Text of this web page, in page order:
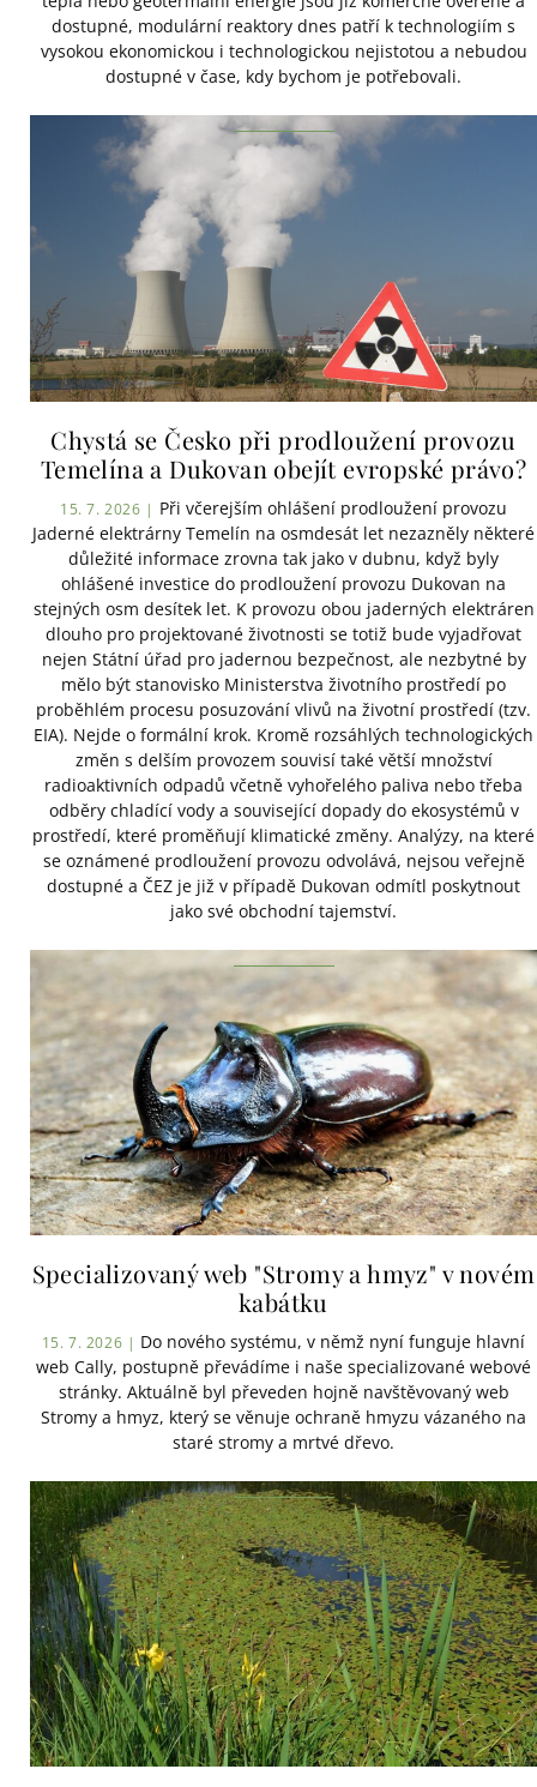
dostupné, modulární reaktory dnes patří k technologiím s
vysokou ekonomickou i technologickou nejistotou a nebudou
dostupné v čase, kdy bychom je potřebovali.
Chystá se Česko při prodloužení provozu
Temelína a Dukovan obejít evropské právo?
15. 7. 2026 | Při včerejším ohlášení prodloužení provozu
Jaderné elektrárny Temelín na osmdesát let nezazněly některé
důležité informace zrovna tak jako v dubnu, když byly
ohlášené investice do prodloužení provozu Dukovan na
stejných osm desítek let. K provozu obou jaderných elektráren
dlouho pro projektované životnosti se totiž bude vyjadřovat
nejen Státní úřad pro jadernou bezpečnost, ale nezbytné by
mělo být stanovisko Ministerstva životního prostředí po
proběhlém procesu posuzování vlivů na životní prostředí (tzv.
EIA). Nejde o formální krok. Kromě rozsáhlých technologických
změn s delším provozem souvisí také větší množství
radioaktivních odpadů včetně vyhořelého paliva nebo třeba
odběry chladící vody a související dopady do ekosystémů v
prostředí, které proměňují klimatické změny. Analýzy, na které
se oznámené prodloužení provozu odvolává, nejsou veřejně
dostupné a ČEZ je již v případě Dukovan odmítl poskytnout
jako své obchodní tajemství.
Specializovaný web "Stromy a hmyz" v novém
kabátku
15. 7. 2026 | Do nového systému, v němž nyní funguje hlavní
web Cally, postupně převádíme i naše specializované webové
stránky. Aktuálně byl převeden hojně navštěvovaný web
Stromy a hmyz, který se věnuje ochraně hmyzu vázaného na
staré stromy a mrtvé dřevo.